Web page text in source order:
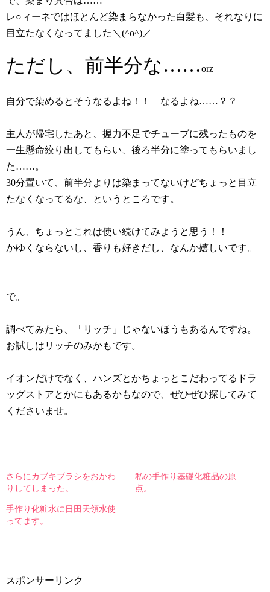
レ○ィーネではほとんど染まらなかった白髪も、それなりに
目立たなくなってました＼(^o^)／
ただし、前半分な……orz
自分で染めるとそうなるよね！！ なるよね……？？
主人が帰宅したあと、握力不足でチューブに残ったものを
一生懸命絞り出してもらい、後ろ半分に塗ってもらいまし
た……。
30分置いて、前半分よりは染まってないけどちょっと目立
たなくなってるな、というところです。
うん、ちょっとこれは使い続けてみようと思う！！
かゆくならないし、香りも好きだし、なんか嬉しいです。
で。
調べてみたら、「リッチ」じゃないほうもあるんですね。
お試しはリッチのみかもです。
イオンだけでなく、ハンズとかちょっとこだわってるドラ
ッグストアとかにもあるかもなので、ぜひぜひ探してみて
くださいませ。
さらにカブキブラシをおかわ
りしてしまった。
私の手作り基礎化粧品の原
点。
手作り化粧水に日田天領水使
ってます。
スポンサーリンク